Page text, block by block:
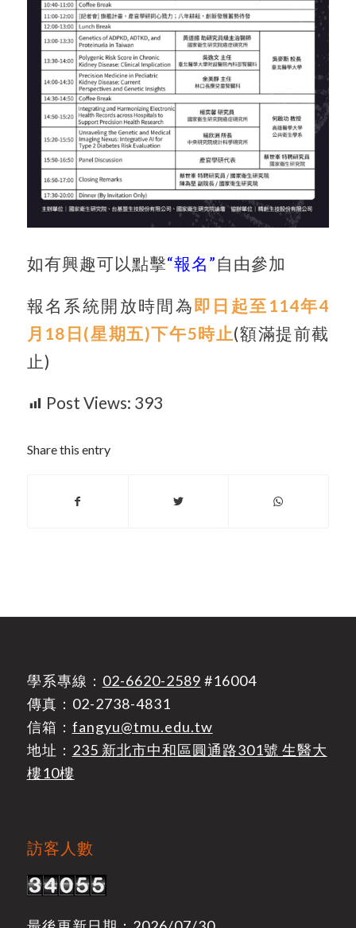
如有興趣可以點擊“報名” 自由參加
報名系統開放時間為即日起至114年4
月18日(星期五)下午5時止(額滿提前截
止)
Post Views: 393
Share this entry
學系專線： 02-6620-2589 #16004
傳真：02-2738-4831
信箱： fangyu@tmu.edu.tw
地址： 235 新北市中和區圓通路301號 生醫大
樓10樓
訪客人數